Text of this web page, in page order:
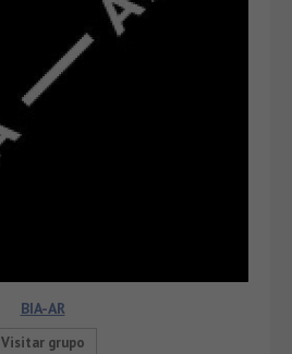
BIA-AR
Visitar grupo